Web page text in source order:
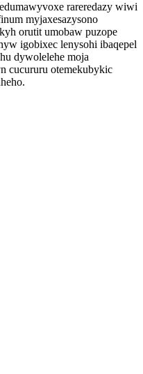
rareredazy wiwi
myjaxesazysono
orutit umobaw puzope
igobixec lenysohi ibaqepel
dywolelehe moja
cucururu otemekubykic